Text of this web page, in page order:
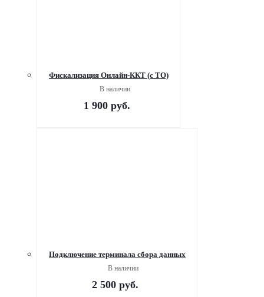
Фискализация Онлайн-ККТ (с ТО)
В наличии
1 900руб.
Подключение терминала сбора данных
В наличии
2 500 руб.